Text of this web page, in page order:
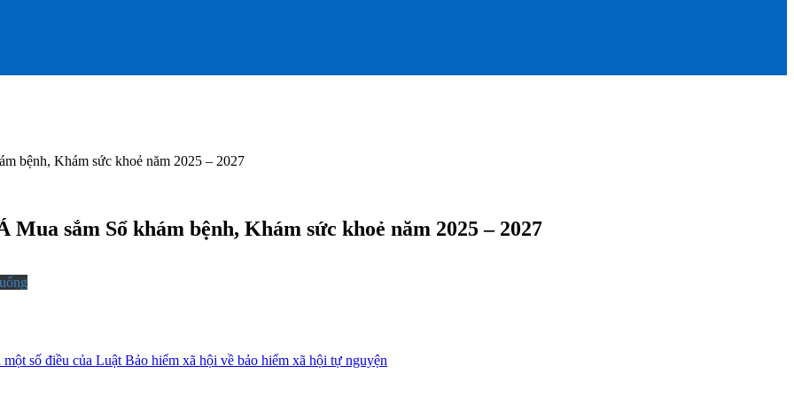
Khám sức khoẻ năm 2025 – 2027
sắm Sổ khám bệnh, Khám sức khoẻ năm 2025 – 2027
số điều của Luật Bảo hiểm xã hội về bảo hiểm xã hội tự nguyện